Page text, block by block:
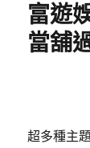
富遊
當舖
超多種主